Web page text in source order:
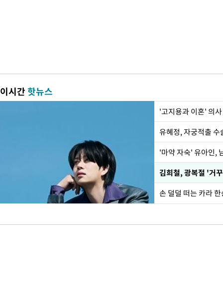
이시간핫뉴스
'고지용과 이혼' 의
유혜정, 자궁적출
'마약 자숙' 유아인,
손 덜덜 떠는 카라